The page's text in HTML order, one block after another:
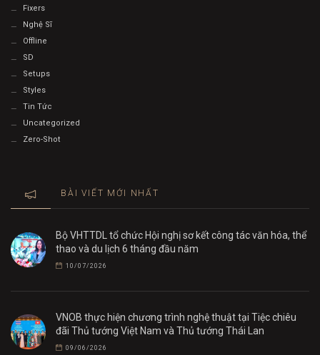
Fixers
Nghệ Sĩ
Offline
SD
Setups
Styles
Tin Tức
Uncategorized
Zero-Shot
BÀI VIẾT MỚI NHẤT
Bộ VHTTDL tổ chức Hội nghị sơ kết công tác văn hóa, thể
thao và du lịch 6 tháng đầu năm
10/07/2026
VNOB thực hiện chương trình nghệ thuật tại Tiệc chiêu
đãi Thủ tướng Việt Nam và Thủ tướng Thái Lan
09/06/2026